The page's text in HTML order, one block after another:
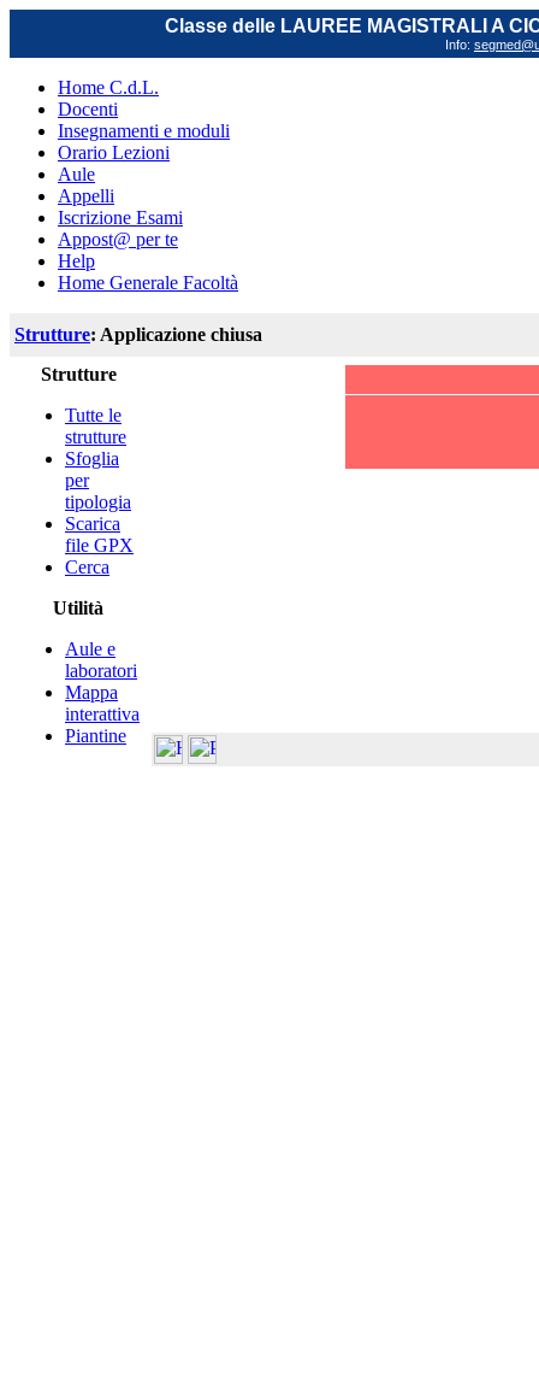
Classe delle LAUREE MAGISTRALI A
Info:
Home C.d.L.
Docenti
Insegnamenti e moduli
Orario Lezioni
Aule
Appelli
Iscrizione Esami
Appost@ per te
Help
Home Generale Facoltà
Strutture: Applicazione chiusa
Strutture
Tutte le
strutture
Sfoglia
per
tipologia
Scarica
file GPX
Cerca
Utilità
Aule e
laboratori
Mappa
interattiva
Piantine